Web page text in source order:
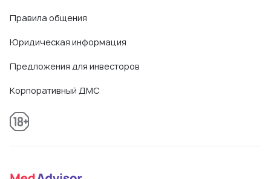
Правила общения
Юридическая информация
Предложения для инвесторов
Корпоративный ДМС